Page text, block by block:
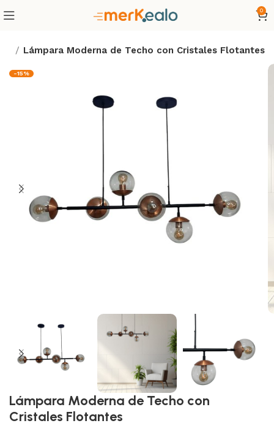
0
Lámpara Moderna de Techo con Cristales Flotantes
-15%
Lámpara Moderna de Techo con
Cristales Flotantes